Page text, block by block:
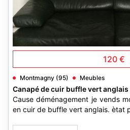
120 €
Montmagny (95) Meubles
Canapé de cuir buffle vert anglais
Cause déménagement je vends
en cuir de buffle vert anglais. ètat